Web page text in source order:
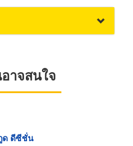
าจสนใจ
ด ดีซีชั่น